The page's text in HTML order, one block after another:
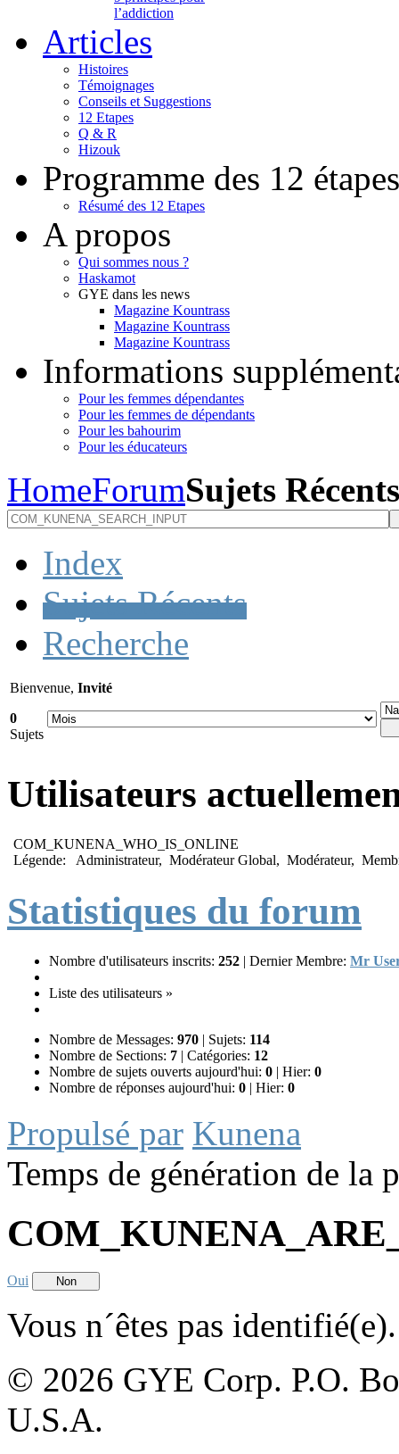
l’addiction
Articles
Histoires
Témoignages
Conseils et Suggestions
12 Etapes
Q & R
Hizouk
Programme des 12 étapes
Résumé des 12 Etapes
A propos
Qui sommes nous ?
Haskamot
GYE dans les news
Magazine Kountrass
Magazine Kountrass
Magazine Kountrass
Informations
Pour les femmes dépendantes
Pour les femmes de dépendants
Pour les bahourim
Pour les éducateurs
HomeForumSujets Récents
Index
Sujets Récents
Recherche
Bienvenue, Invité
0
Sujets
Utilisateurs
COM_KUNENA_WHO_IS_ONLINE
Légende:
Administrateur, Modérateur Global, Modérateur,
Statistiques du forum
Nombre d'utilisateurs inscrits: 252 | Dernier Membre: Mr
Liste des utilisateurs »
Nombre de Messages: 970 | Sujets: 114
Nombre de Sections: 7 | Catégories: 12
Nombre de sujets ouverts aujourd'hui: 0 | Hier: 0
Nombre de réponses aujourd'hui: 0 | Hier: 0
Propulsé par Kunena
Temps de génération de la
Oui Non
Vous n´êtes pas identifié(e).
© 2026 GYE Corp. P.O.
U.S.A.